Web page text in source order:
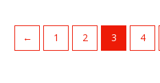
← 1 2 3 4